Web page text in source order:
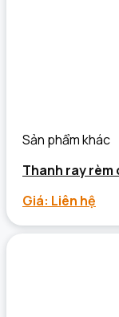
Sản phẩm khác
Thanh ray rèm
Giá: Liên hệ